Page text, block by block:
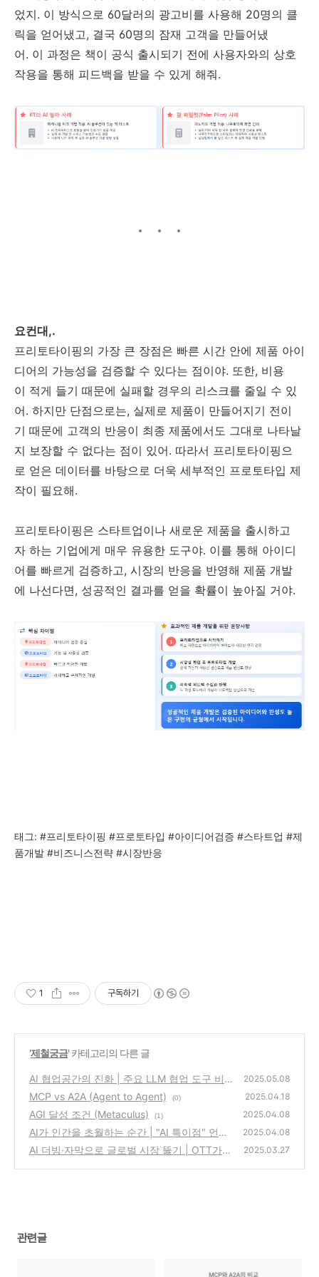
었지. 이 방식으로 60달러의 광고비를 사용해 20명의 클
릭을 얻어냈고, 결국 60명의 잠재 고객을 만들어냈
어. 이 과정은 책이 공식 출시되기 전에 사용자와의 상호
작용을 통해 피드백을 받을 수 있게 해줘.
요컨대,.
프리토타이핑의 가장 큰 장점은 빠른 시간 안에 제품 아이
디어의 가능성을 검증할 수 있다는 점이야. 또한, 비용
이 적게 들기 때문에 실패할 경우의 리스크를 줄일 수 있
어. 하지만 단점으로는, 실제로 제품이 만들어지기 전이
기 때문에 고객의 반응이 최종 제품에서도 그대로 나타날
지 보장할 수 없다는 점이 있어. 따라서 프리토타이핑으
로 얻은 데이터를 바탕으로 더욱 세부적인 프로토타입 제
작이 필요해.
프리토타이핑은 스타트업이나 새로운 제품을 출시하고
자 하는 기업에게 매우 유용한 도구야. 이를 통해 아이디
어를 빠르게 검증하고, 시장의 반응을 반영해 제품 개발
에 나선다면, 성공적인 결과를 얻을 확률이 높아질 거야.
태그: #프리토타이핑 #프로토타입 #아이디어검증 #스타트업 #제
품개발 #비즈니스전략 #시장반응
1 구독하기
'제철궁금' 카테고리의 다른 글
AI 협업공간의 진화 | 주요 LLM 협업 도구 비
교
(0)
2025.05.08
MCP vs A2A (Agent to Agent) (0) 2025.04.18
AGI 달성 조건 (Metaculus) (1) 2025.04.08
AI가 인간을 초월하는 순간 | "AI 특이점" 언제
올까?!
(5)
2025.04.08
AI 더빙·자막으로 글로벌 시장 뚫기 | OTT가
2025.03.27
관련글